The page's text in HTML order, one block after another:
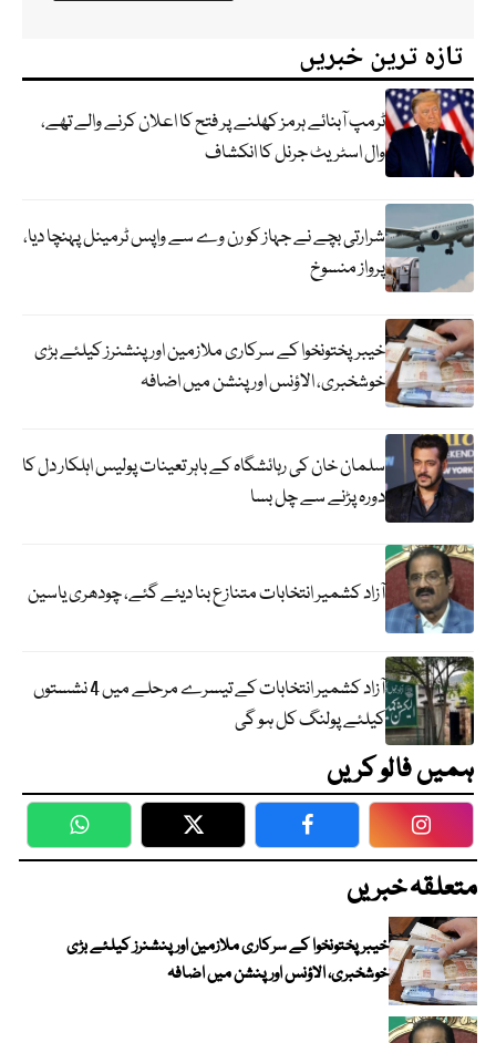
تازہ ترین خبریں
ٹرمپ آبنائے ہرمز کھلنے پر فتح کا اعلان کرنے والے تھے،
وال اسٹریٹ جرنل کا انکشاف
شرارتی بچے نے جہاز کو رن وے سے واپس ٹرمینل پہنچا دیا،
پرواز منسوخ
خیبرپختونخوا کے سرکاری ملازمین اور پنشنرز کیلئے بڑی
خوشخبری، الاؤنس اور پنشن میں اضافہ
سلمان خان کی رہائشگاہ کے باہر تعینات پولیس اہلکار دل کا
دورہ پڑنے سے چل بسا
آزاد کشمیر انتخابات متنازع بنا دیئے گئے، چودھری یاسین
آزاد کشمیر انتخابات کے تیسرے مرحلے میں 4 نشستوں
کیلئے پولنگ کل ہو گی
ہمیں فالو کریں
WhatsApp Twitter Facebook
متعلقہ خبریں
خیبرپختونخوا کے سرکاری ملازمین اور پنشنرز کیلئے بڑی
خوشخبری، الاؤنس اور پنشن میں اضافہ